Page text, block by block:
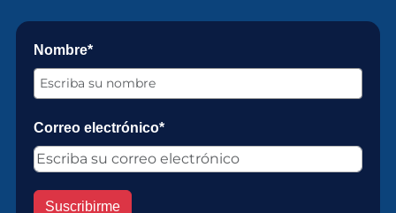
Nombre*
Correo electrónico*
Suscribirme